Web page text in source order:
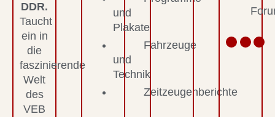
DDR.
Taucht
ein in
die
faszinierende
Welt
des
VEB
und
Plakate
Fahrzeuge
und
Technik
Zeitzeugenberichte